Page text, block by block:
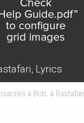
Lyrics
à Bob, à